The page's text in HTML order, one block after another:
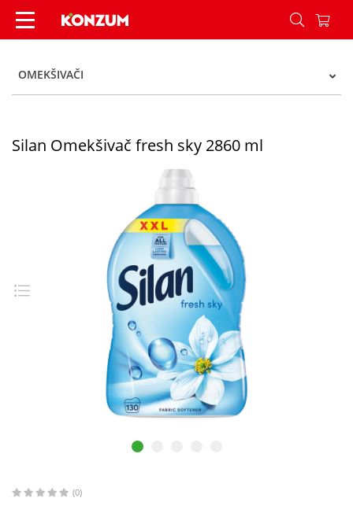
Silan Omekšivač fresh sky 2860 ml - Konzum
OMEKŠIVAČI
Silan Omekšivač fresh sky 2860 ml
(0)